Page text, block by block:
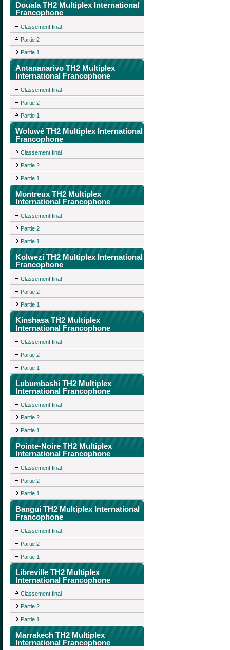
Douala TH2 Multiplex International
Francophone
Classement final
Partie 2
Partie 1
Antananarivo TH2 Multiplex
International Francophone
Classement final
Partie 2
Partie 1
Woluwé TH2 Multiplex International
Francophone
Classement final
Partie 2
Partie 1
Montreux TH2 Multiplex
International Francophone
Classement final
Partie 2
Partie 1
Kolwezi TH2 Multiplex International
Francophone
Classement final
Partie 2
Partie 1
Kinshasa TH2 Multiplex
International Francophone
Classement final
Partie 2
Partie 1
Lubumbashi TH2 Multiplex
International Francophone
Classement final
Partie 2
Partie 1
Pointe-Noire TH2 Multiplex
International Francophone
Classement final
Partie 2
Partie 1
Bangui TH2 Multiplex International
Francophone
Classement final
Partie 2
Partie 1
Libreville TH2 Multiplex
International Francophone
Classement final
Partie 2
Partie 1
Marrakech TH2 Multiplex
International Francophone